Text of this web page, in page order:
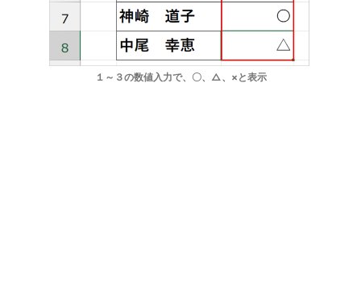
１～３の数値入力で、〇、△、×と表示